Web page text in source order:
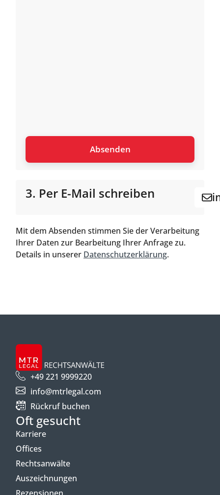
3. Per E-Mail schreiben
Mit dem Absenden stimmen Sie der Verarbeitung
Ihrer Daten zur Bearbeitung Ihrer Anfrage zu.
Details in unserer Datenschutzerklärung.
+49 221 9999220
info@mtrlegal.com
Rückruf buchen
Oft gesucht
Karriere
Offices
Rechtsanwälte
Auszeichnungen